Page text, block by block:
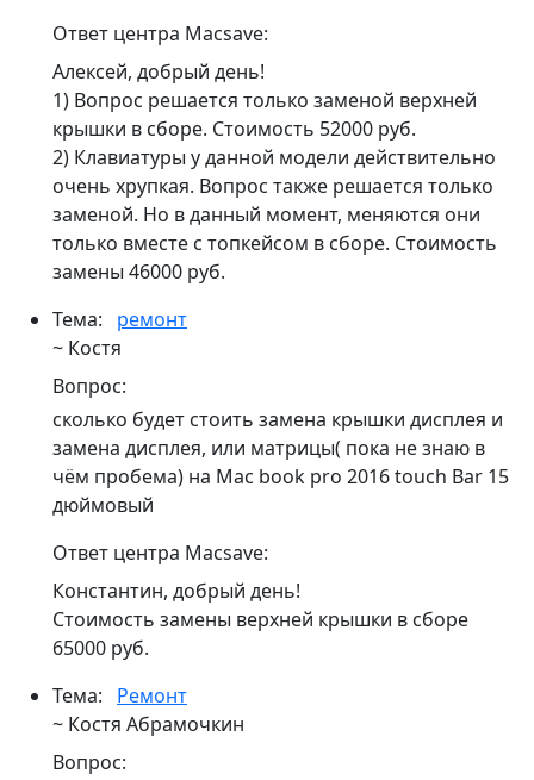
Ответ центра Macsave:
Алексей, добрый день!
1) Вопрос решается только заменой верхней
крышки в сборе. Стоимость 52000 руб.
2) Клавиатуры у данной модели действительно
очень хрупкая. Вопрос также решается только
заменой. Но в данный момент, меняются они
только вместе с топкейсом в сборе. Стоимость
замены 46000 руб.
Тема:
ремонт
~ Костя
Вопрос:
сколько будет стоить замена крышки дисплея и
замена дисплея, или матрицы( пока не знаю в
чём пробема) на Mac book pro 2016 touch Bar 15
дюймовый
Ответ центра Macsave:
Константин, добрый день!
Стоимость замены верхней крышки в сборе
65000 руб.
Тема:
Ремонт
~ Костя Абрамочкин
Вопрос: